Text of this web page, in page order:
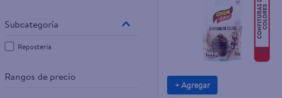
Repostería
Rangos de precio
+ Agregar